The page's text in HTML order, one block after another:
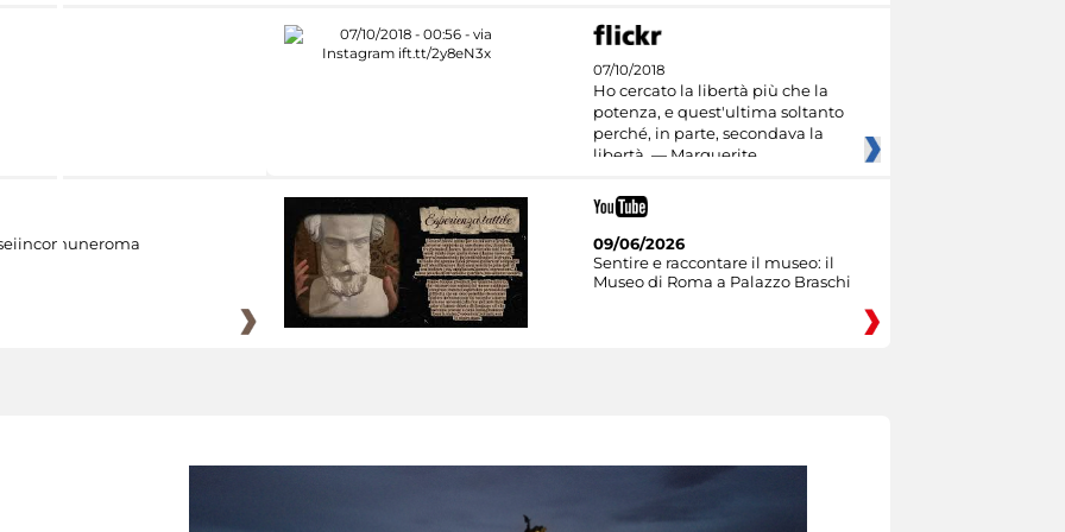
07/10/2018
Ho cercato la libertà più che la
potenza, e quest'ultima soltanto
perché, in parte, secondava la
libertà. — Marguerite
09/06/2026
Sentire e raccontare il museo: il
Museo di Roma a Palazzo Braschi